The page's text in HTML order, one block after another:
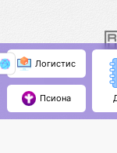
Логистис
Псиона